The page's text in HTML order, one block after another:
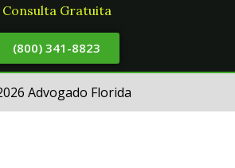
Consulta Gratuita
(800) 341-8823
Advogado Florida